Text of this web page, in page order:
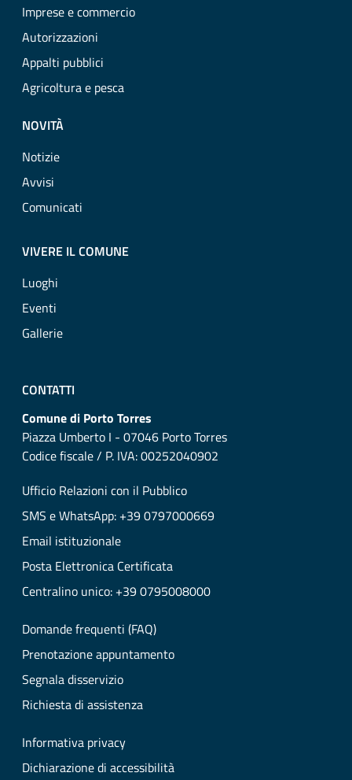
Imprese e commercio
Autorizzazioni
Appalti pubblici
Agricoltura e pesca
NOVITÀ
Notizie
Avvisi
Comunicati
VIVERE IL COMUNE
Luoghi
Eventi
Gallerie
CONTATTI
Comune di Porto Torres
Piazza Umberto I - 07046 Porto Torres
Codice fiscale / P. IVA: 00252040902
Ufficio Relazioni con il Pubblico
SMS e WhatsApp: +39 0797000669
Email istituzionale
Posta Elettronica Certificata
Centralino unico: +39 0795008000
Domande frequenti (FAQ)
Prenotazione appuntamento
Segnala disservizio
Richiesta di assistenza
Informativa privacy
Dichiarazione di accessibilità